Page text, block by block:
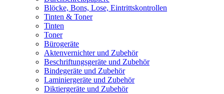
Blöcke, Bons, Lose, Eintrittskontrollen
Tinten & Toner
Tinten
Toner
Bürogeräte
Aktenvernichter und Zubehör
Beschriftungsgeräte und Zubehör
Bindegeräte und Zubehör
Laminiergeräte und Zubehör
Diktiergeräte und Zubehör